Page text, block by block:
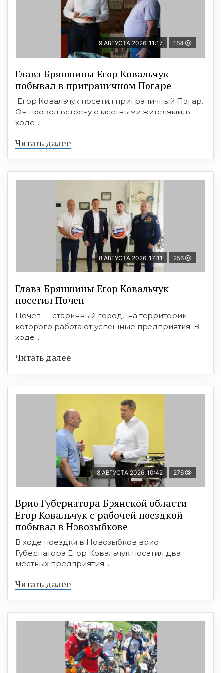
9 АВГУСТА 2026, 11:17 164
Глава Брянщины Егор Ковальчук
побывал в приграничном Погаре
Егор Ковальчук посетил приграничный Погар.
Он провел встречу с местными жителями, в
ходе ...
Читать далее
8 АВГУСТА 2026, 17:11 256
Глава Брянщины Егор Ковальчук
посетил Почеп
Почеп — старинный город, на территории
которого работают успешные предприятия. В
ходе ...
Читать далее
8 АВГУСТА 2026, 10:42 276
Врио Губернатора Брянской области
Егор Ковальчук с рабочей поездкой
побывал в Новозыбкове
В ходе поездки в Новозыбков врио
Губернатора Егор Ковальчук посетил два
местных предприятия. ...
Читать далее